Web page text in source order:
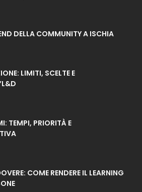
DELLA COMMUNITY A ISCHIA
LIMITI, SCELTE E
TEMPI, PRIORITÀ E
COME RENDERE IL LEARNING